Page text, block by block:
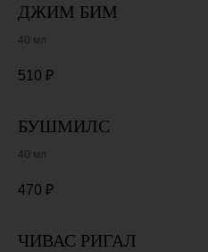
ДЖИМ БИМ
40 мл
510 ₽
БУШМИЛС
40 мл
470 ₽
ЧИВАС РИГАЛ